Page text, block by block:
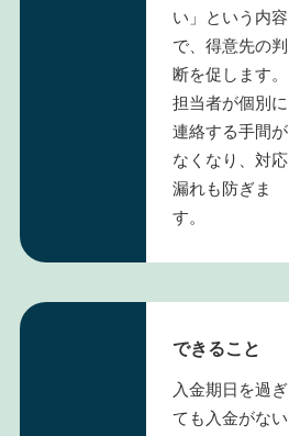
い」という内容
で、得意先の判
断を促します。
担当者が個別に
連絡する手間が
なくなり、対応
漏れも防ぎま
す。
できること
入金期日を過ぎ
ても入金がない